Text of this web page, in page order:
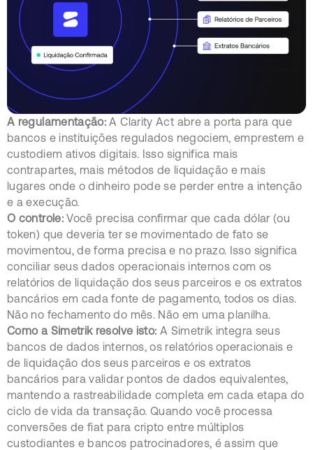
A regulamentação: A Clarity Act abre a porta para que
bancos e instituições regulados negociem, emprestem e
custodiem ativos digitais. Isso significa mais
contrapartes, mais métodos de liquidação e mais
lugares onde o dinheiro pode se perder entre a intenção
e a execução.
O controle:Você precisa confirmar que cada dólar (ou
token) que deveria ter se movimentado de fato se
movimentou, de forma precisa e no prazo. Isso significa
conciliar seus dados operacionais internos com os
relatórios de liquidação dos seus parceiros e os extratos
bancários em cada fonte de pagamento, todos os dias.
Não no fechamento do mês. Não em uma planilha.
Como a Simetrik resolve isto: A Simetrik integra seus
bancos de dados internos, os relatórios operacionais e
de liquidação dos seus parceiros e os extratos
bancários para validar pontos de dados equivalentes,
mantendo a rastreabilidade completa em cada etapa do
ciclo de vida da transação. Quando você processa
conversões de fiat para cripto entre múltiplos
custodiantes e bancos patrocinadores, é assim que